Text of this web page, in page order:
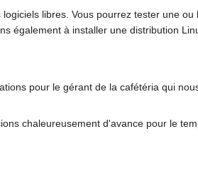
libres. Vous pourrez tester une
également à installer une distribution
pour le gérant de la cafétéria qui
chaleureusement d'avance pour le